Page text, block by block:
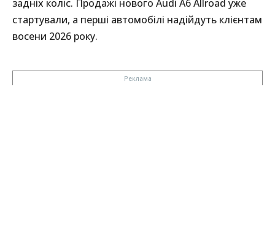
задніх коліс. Продажі нового Audi A6 Allroad уже
стартували, а перші автомобілі надійдуть клієнтам
восени 2026 року.